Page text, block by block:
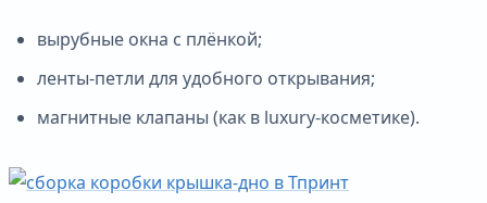
вырубные окна с плёнкой;
ленты-петли для удобного открывания;
магнитные клапаны (как в luxury-косметике).